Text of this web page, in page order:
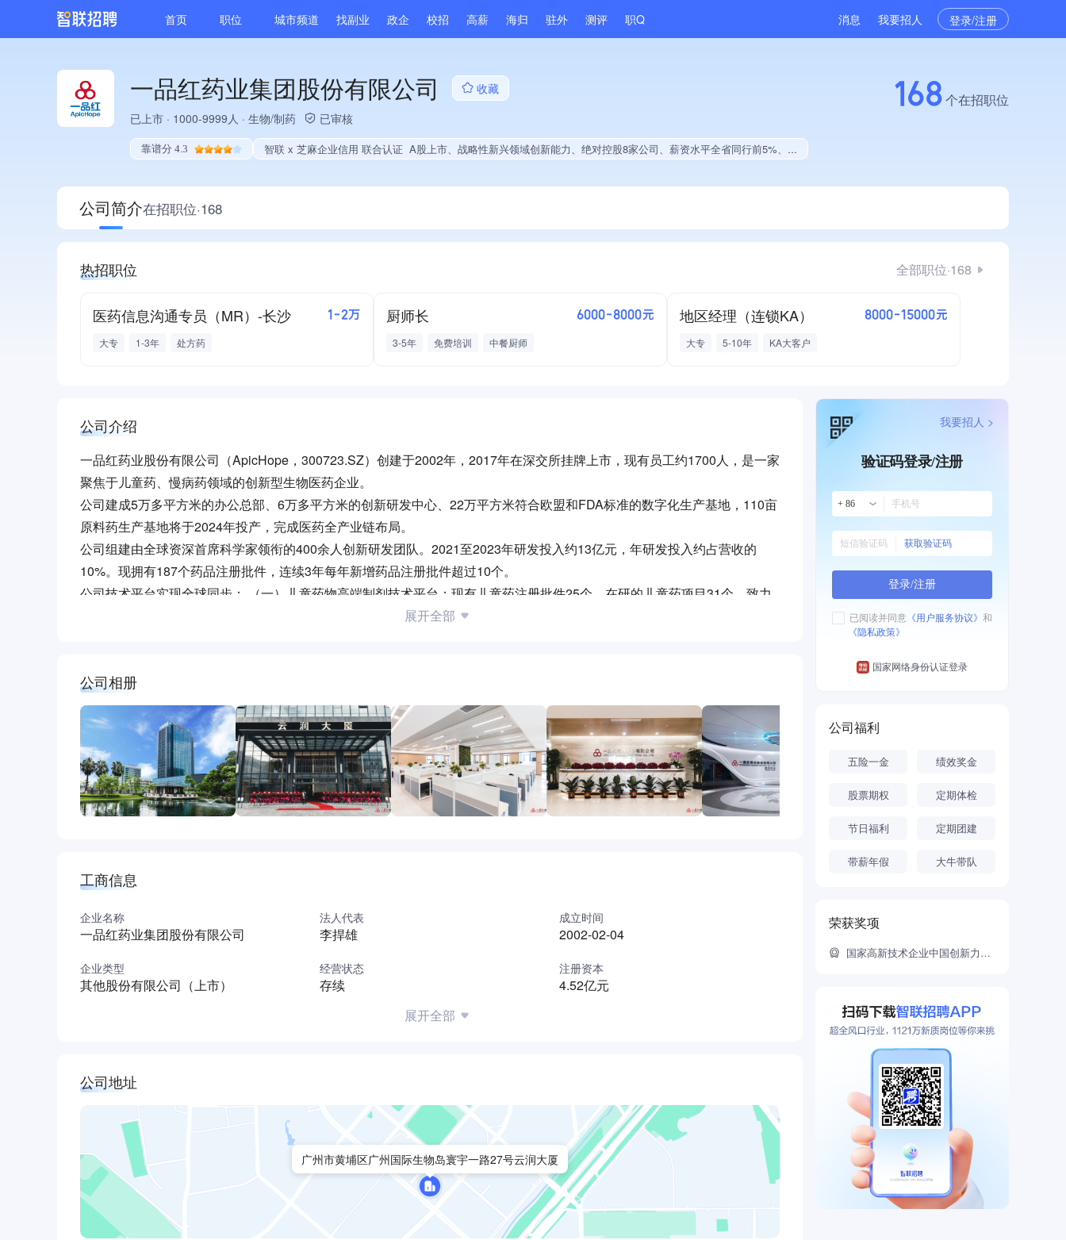
首页 职位 城市频道 找副业 政企 校招 高薪 海归 驻外 测评 职Q 消息 我要招人 登录/注册
一品红药业集团股份有限公司
收藏
已上市 · 1000-9999人 · 生物/制药 已审核
靠谱分 4.3 智联 x 芝麻企业信用 联合认证 A股上市、战略性新兴领域创新能力、绝对控股8家公司、薪资水平全省同行前5%、旗下品牌同行前5%、A级纳税人、多产业布局、拥有自主品牌、拥有高价值专利、专利授权量同领域前5%、技术布局优于同行、经营年限全国同行前5%、集团核心成员、发债企业、大学生就业贡献、拥有工艺创新能力、拥有美术作品、拥有多项著作权、软件研发量位于同行前50%
168个在招职位
公司简介在招职位·168
热招职位 全部职位·168
医药信息沟通专员（MR）-长沙 1-2万
大专 1-3年 处方药
厨师长 6000-8000元
3-5年 免费培训 中餐厨师
地区经理（连锁KA） 8000-15000元
大专 5-10年 KA大客户
公司介绍
一品红药业股份有限公司（ApicHope，300723.SZ）创建于2002年，2017年在深交所挂牌上市，现有员工约1700人，是一家
聚焦于儿童药、慢病药领域的创新型生物医药企业。
公司建成5万多平方米的办公总部、6万多平方米的创新研发中心、22万平方米符合欧盟和FDA标准的数字化生产基地，110亩
原料药生产基地将于2024年投产，完成医药全产业链布局。
公司组建由全球资深首席科学家领衔的400余人创新研发团队。2021至2023年研发投入约13亿元，年研发投入约占营收的
10%。现拥有187个药品注册批件，连续3年每年新增药品注册批件超过10个。
公司技术平台实现全球同步： （一）儿童药物高端制剂技术平台：现有儿童药注册批件25个，在研的儿童药项目31个，致力
于打造成为儿童药领域研发实力强、规模大的企业。 （二）慢病药创新研发平台：现有慢病药注册批件63个，在研慢病药项
除降低痛风患者的血清尿酸（sUA），还能显著减少痛风石、减轻尿酸结晶负担及降低痛风急性发作率。2024年8月，AR882
获得美国FDA授予的快速通道资格（FTD）。溶解痛风石突破性治疗成果在2023年美国风湿病学会年会（ACR）发表主题演
讲，并在2024年欧洲风湿病学大会(EULAR)亮相。
秉承“中华一品红，福泽千万家”的企业愿景，公司联合中国宋庆龄基金会成立“中国宋庆龄基金会一品红儿童健康爱心专项基
金”，支持儿童疾病科研研究，完善青少年儿童健康服务体系，同时开展抗洪救灾、扶贫济困、捐资助学、乡村基层医疗等公
益活动，践行企业社会责任。
一品红坚持创新、恪守品质，努力为患者提供更多品质更优、疗效更佳的药物，惠及民生、回馈社会，为人类生命健康不懈奋
斗。
展开全部
公司相册
工商信息
企业名称
一品红药业集团股份有限公司
法人代表
李捍雄
成立时间
2002-02-04
企业类型
其他股份有限公司（上市）
经营状态
存续
注册资本
4.52亿元
展开全部
公司地址
广州市黄埔区广州国际生物岛寰宇一路27号云润大厦
验证码登录/注册
+ 86
获取验证码
登录/注册
已阅读并同意 《用户服务协议》 和
《隐私政策》
国家网络身份认证登录
我要招人 >
公司福利
五险一金 绩效奖金
股票期权 定期体检
节日福利 定期团建
带薪年假 大牛带队
荣获奖项
国家高新技术企业中国创新力医药企业20强